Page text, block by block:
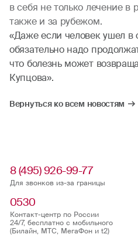
в себя не только лечение в
также и за рубежом.
«Даже если человек ушел
обязательно надо
что болезнь может
Купцова».
Вернуться ко всем новостям
8 (495) 926-99-77
Для звонков из-за границы
0530
Контакт-центр по России
24/7, бесплатно с мобильного
(Билайн, МТС, МегаФон и t2)